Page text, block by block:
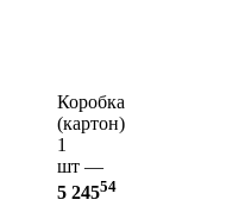
Коробка
(картон)
1
шт —
5 24554